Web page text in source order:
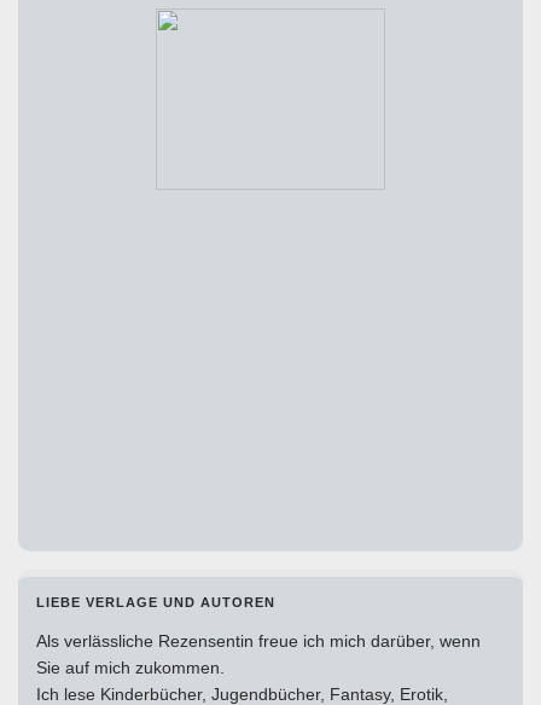
LIEBE VERLAGE UND AUTOREN
Als verlässliche Rezensentin freue ich mich darüber, wenn
Sie auf mich zukommen.
Ich lese Kinderbücher, Jugendbücher, Fantasy, Erotik,